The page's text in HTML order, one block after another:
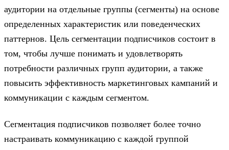
аудитории на отдельные группы (сегменты) на основе
определенных характеристик или поведенческих
паттернов. Цель сегментации подписчиков состоит в
том, чтобы лучше понимать и удовлетворять
потребности различных групп аудитории, а также
повысить эффективность маркетинговых кампаний и
коммуникации с каждым сегментом.
Сегментация подписчиков позволяет более точно
настраивать коммуникацию с каждой группой